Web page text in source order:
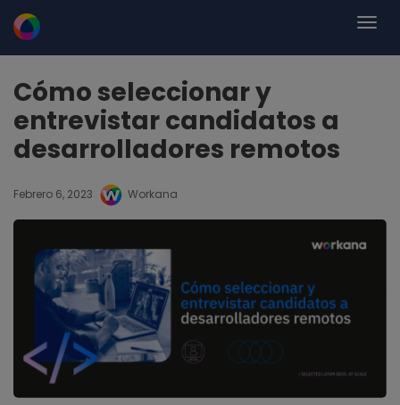
Cómo seleccionar y
entrevistar candidatos a
desarrolladores remotos
Febrero 6, 2023 Workana